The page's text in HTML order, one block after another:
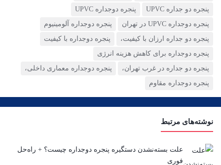
پنجره دو جداره UPVC
پنجره دوجداره UPVC
پنجره دوجداره UPVC در تهران
پنجره دوجداره آلومینیوم
پنجره دو جداره ارزان با کیفیت،
پنجره دوجداره با کیفیت
پنجره دوجداره برای کاهش هزینه انرژی
پنجره دو جداره در غرب تهران،
پنجره دوجداره معماری داخلی،
پنجره دوجداره مقاوم
نوشته‌های مرتبط
علت بسته‌نشدن دستگیره پنجره دوجداره چیست؟ + راه‌حل
فوری